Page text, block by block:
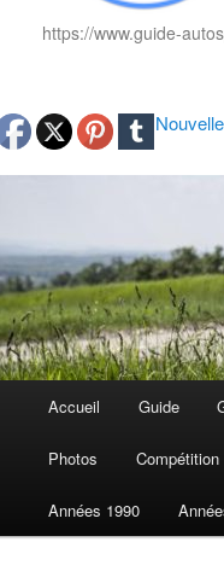
https://www.guide-
Aller
au
Aller
au
Accueil Guide
Photos Compétition
Années 1990